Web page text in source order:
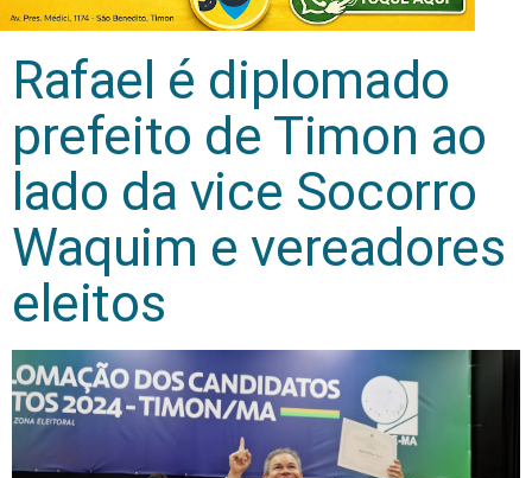
Rafael é diplomado
prefeito de Timon ao
lado da vice Socorro
Waquim e vereadores
eleitos